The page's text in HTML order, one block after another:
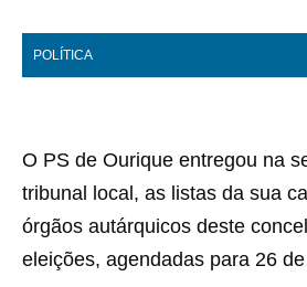
POLÍTICA
O PS de Ourique entregou na
tribunal local, as listas da sua
órgãos autárquicos deste
eleições, agendadas para 26